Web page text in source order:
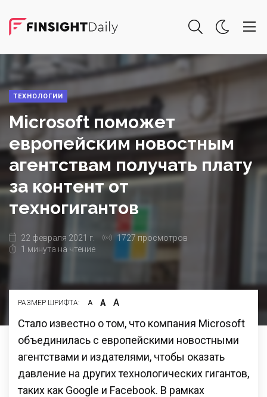
ТЕХНОЛОГИИ
Microsoft поможет
европейским новостным
агентствам получать плату
за контент от
техногигантов
22 февраля 2021 г.
1727 просмотров
1 минута на чтение
РАЗМЕР ШРИФТА: А А А
Стало известно о том, что компания Microsoft
объединилась с европейскими новостными
агентствами и издателями, чтобы оказать
давление на других технологических гигантов,
таких как Google и Facebook. В рамках